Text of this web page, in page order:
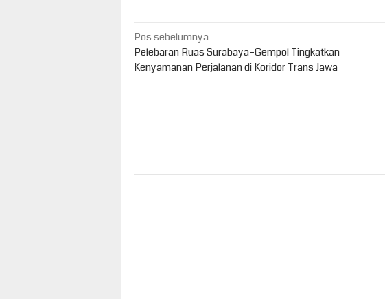
Navigasi
pos
Pos sebelumnya
Pelebaran Ruas Surabaya–Gempol Tingkatkan
Kenyamanan Perjalanan di Koridor Trans Jawa